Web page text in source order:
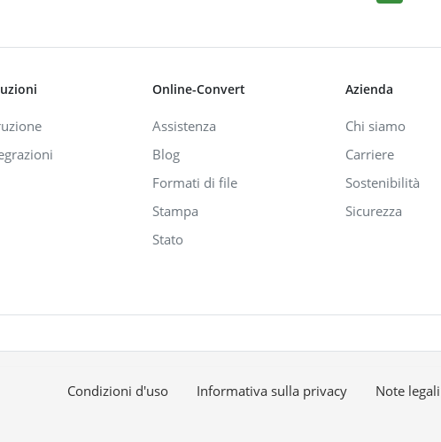
Online-Convert
Assistenza
Blog
Formati di file
Stampa
Stato
Azienda
Chi siamo
Carriere
Sostenibilità
Sicurezza
Condizioni d'uso Informativa sulla privacy Note legali